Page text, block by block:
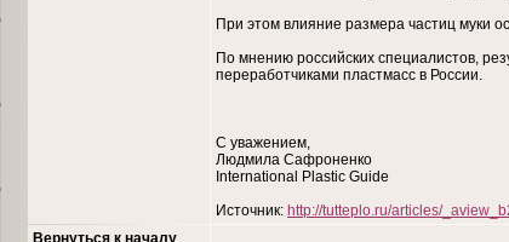
При этом влияние размера частиц муки
По мнению российских специалистов,
переработчиками пластмасс в России.
C уважением,
Людмила Сафроненко
International Plastic Guide
Источник: http://tutteplo.ru/articles/
Вернуться к началу